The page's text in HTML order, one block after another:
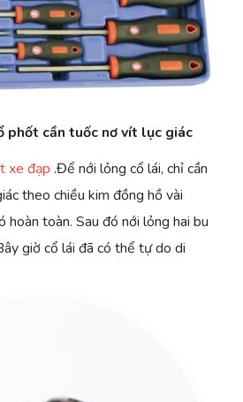
phốt cần tuốc nơ vít lục giác
xe đạp .Để nới lỏng cổ lái, chỉ cần
theo chiều kim đồng hồ vài
hoàn toàn. Sau đó nới lỏng hai bu
giờ cổ lái đã có thể tự do di